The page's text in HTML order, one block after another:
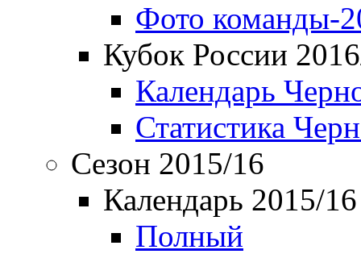
Фото команды-
Кубок России
Календарь
Статистика
Сезон 2015/16
Календарь 2015/16
Полный